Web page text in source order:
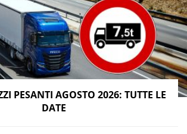
PESANTI AGOSTO 2026: TUTTE LE
DATE